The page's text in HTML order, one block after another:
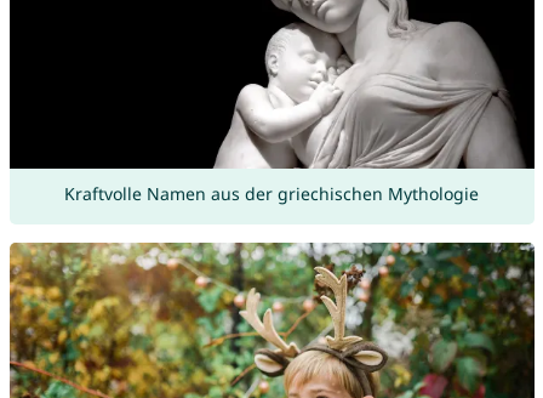
Kraftvolle Namen aus der griechischen Mythologie